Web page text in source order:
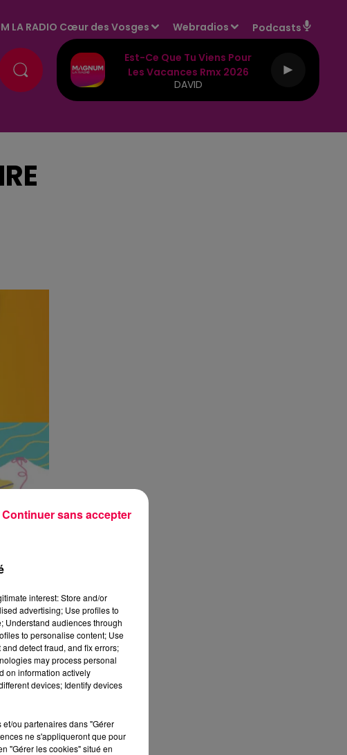
LA RADIO Cœur des Vosges Webradios Podcasts
Est-Ce Que Tu Viens Pour
Les Vacances Rmx 2026
DAVID
interest: Store and/or
advertising; Use profiles to
Understand audiences through
to personalise content; Use
detect fraud, and fix errors;
may process personal
on information actively
devices; Identify devices
ou partenaires dans "Gérer
ne s'appliqueront que pour
"Gérer les cookies" situé en
Continuer sans accepter